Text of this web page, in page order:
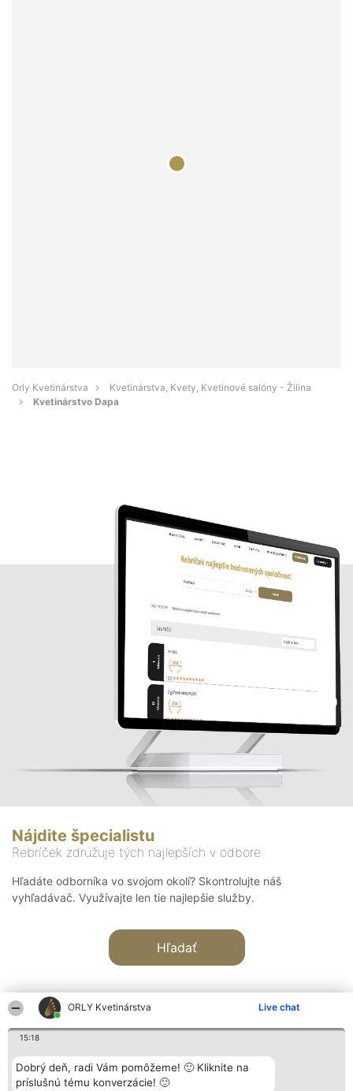
ORLY Kvetinárstva Live chat
15:18
Dobrý deň, radi Vám pomôžeme! 🙂 Kliknite na
príslušnú tému konverzácie! 🙂
Orly Kvetinárstva
Kvetinárstva, Kvety, Kvetinové salóny - Žilina
Kvetinárstvo Dapa
Nájdite špecialistu
Rebríček združuje tých najlepších v odbore
Hľadáte odborníka vo svojom okolí? Skontrolujte náš
vyhľadávač. Využívajte len tie najlepšie služby.
Hľadať
Organizátor hodnotenia
Bright Side Solutions sp. z o.
o. sp. k.
Hodnotenie
Laureáti
Lista
Kontakt
Kontakt